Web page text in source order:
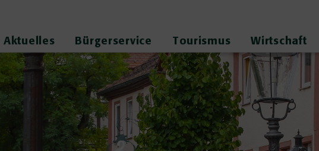
Aktuelles Bürgerservice Tourismus Wirtschaft